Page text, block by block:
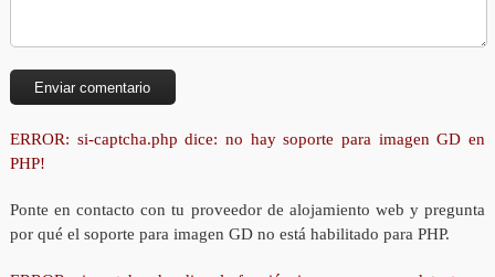
ERROR: si-captcha.php dice: no hay soporte para imagen GD en
PHP!
Ponte en contacto con tu proveedor de alojamiento web y pregunta
por qué el soporte para imagen GD no está habilitado para PHP.